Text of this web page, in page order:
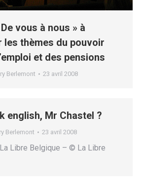
vous à nous » à
les thèmes du pouvoir
et des pensions
Berlemont 23 avril 2008
english, Mr Chastel ?
Berlemont 23 avril 2008
Libre Belgique – © La Libre